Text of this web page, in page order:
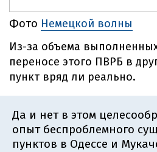
Фото Немецкой волны
Из-за объема
переносе этого ПВРБ в
пункт вряд ли реально.
Да и нет в этом
опыт беспроблемного
пунктов в Одессе и